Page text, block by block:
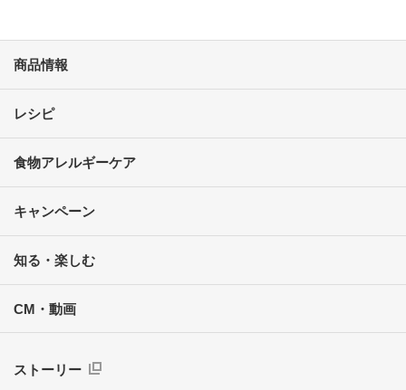
商品情報
レシピ
食物アレルギーケア
キャンペーン
知る・楽しむ
CM・動画
ストーリー